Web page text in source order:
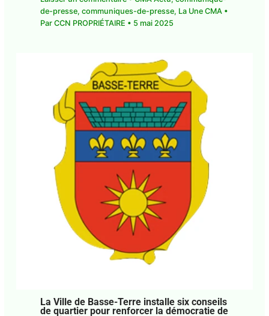
presse
• Par CCN PROPRIÉTAIRE•5
mai 2025
conseils de quartier pour renforcer la
démocratie de proximité